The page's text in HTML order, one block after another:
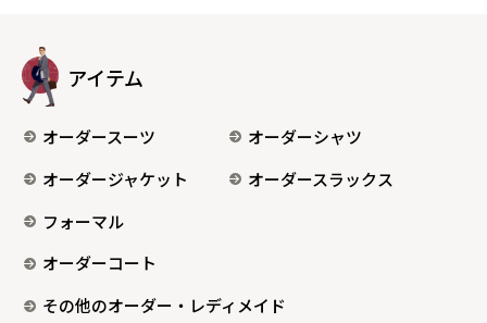
アイテム
オーダースーツ
オーダーシャツ
オーダージャケット
オーダースラックス
フォーマル
オーダーコート
その他のオーダー・レディメイド